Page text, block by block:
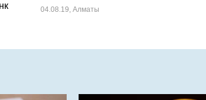
04.08.19, Алматы